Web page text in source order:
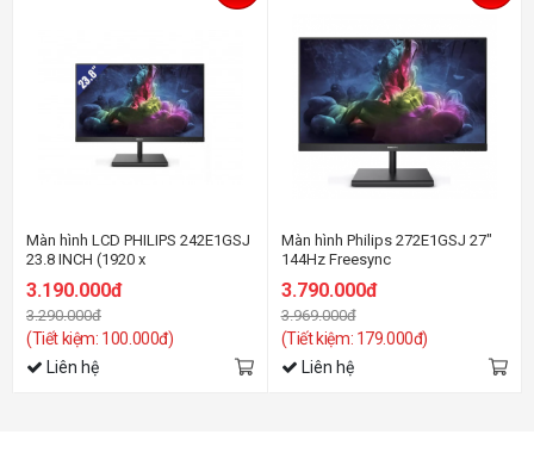
Màn hình LCD PHILIPS 242E1GSJ
23.8 INCH (1920 x
FreeSync)
3.190.000đ
3.290.000đ
(Tiết kiệm: 100.000đ)
Liên hệ
Màn hình Philips 272E1GSJ 27"
144Hz Freesync
3.790.000đ
3.969.000đ
(Tiết kiệm: 179.000đ)
Liên hệ